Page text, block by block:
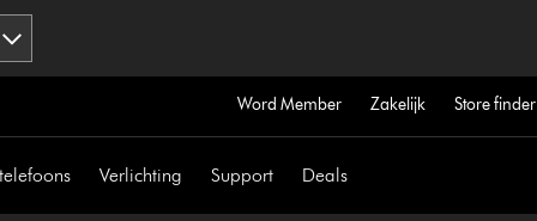
Word Member Zakelijk Store finder
Verlichting Support Deals